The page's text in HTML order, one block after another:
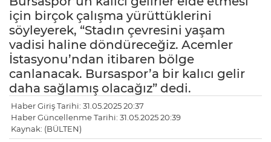
için birçok çalışma yürüttüklerini
söyleyerek, “Stadın çevresini yaşam
vadisi haline döndüreceğiz. Acemler
İstasyonu’ndan itibaren bölge
canlanacak. Bursaspor’a bir kalıcı gelir
daha sağlamış olacağız” dedi.
Haber Giriş Tarihi: 31.05.2025 20:37
Haber Güncellenme Tarihi: 31.05.2025 20:39
Kaynak: (BÜLTEN)